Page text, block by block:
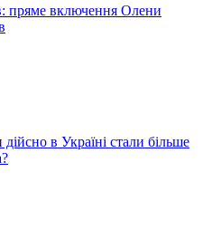
пряме включення Олени
в Україні стали більше